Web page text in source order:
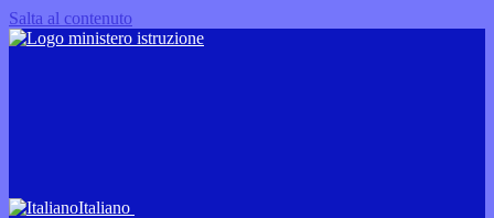
Salta al contenuto
Italiano